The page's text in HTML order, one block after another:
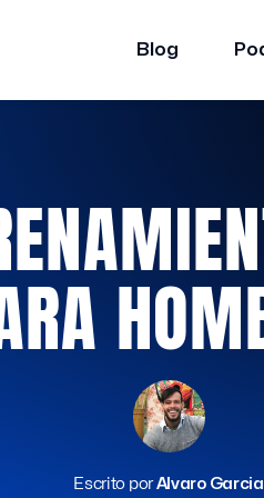
Blog
Escrito porAlvaro Garcia